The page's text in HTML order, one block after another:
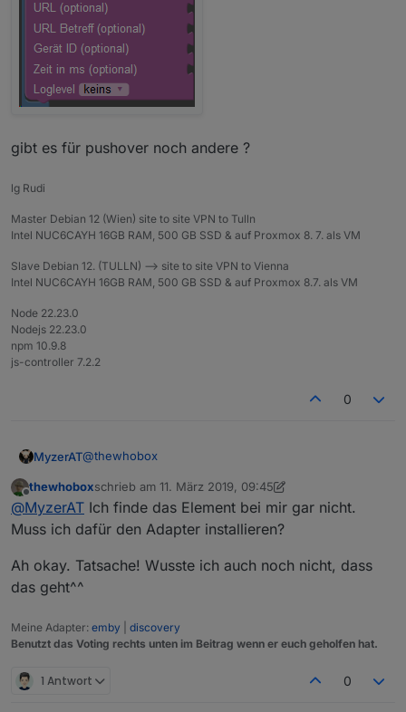
gibt es für pushover noch andere ?
lg Rudi
Master Debian 12 (Wien) site to site VPN to Tulln
Intel NUC6CAYH 16GB RAM, 500 GB SSD & auf Proxmox 8. 7. als VM
Slave Debian 12. (TULLN) --> site to site VPN to Vienna
Intel NUC6CAYH 16GB RAM, 500 GB SSD & auf Proxmox 8.7. als VM
Node 22.23.0
Nodejs 22.23.0
npm 10.9.8
js-controller 7.2.2
0
MyzerAT@thewhobox
ja das hier
gibt es für pushover noch andere ?
Offline
thewhoboxschrieb am 11. März 2019, 09:45
zuletzt editiert von thewhobox3. Nov. 2019, 10:50
@MyzerAT Ich finde das Element bei mir gar nicht.
Muss ich dafür den Adapter installieren?
Ah okay. Tatsache! Wusste ich auch noch nicht, dass
das geht^^
Meine Adapter: emby
discovery
Benutzt das Voting rechts unten im Beitrag wenn er euch geholfen hat.
1 Antwort 0